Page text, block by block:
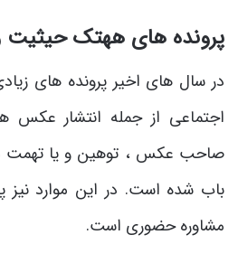
پرونده‌ های ههتک حیثیت
در سال های اخیر پرونده های
اجتماعی از جمله انتشار عکس
صاحب عکس ، توهین و یا تهمت
باب شده است. در این موارد نیز
مشاوره حضوری است.